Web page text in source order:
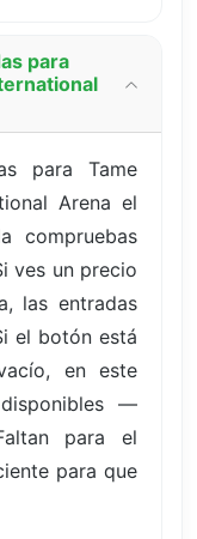
para
para Tame
Arena el
compruebas
ves un precio
las entradas
el botón está
en este
—
para el
para que